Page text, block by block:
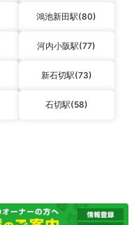
鴻池新田駅(80)
河内小阪駅(77)
新石切駅(73)
石切駅(58)